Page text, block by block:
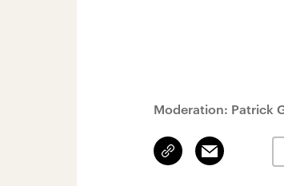
Moderation: Patrick
Link
kopieren/teilen
Email